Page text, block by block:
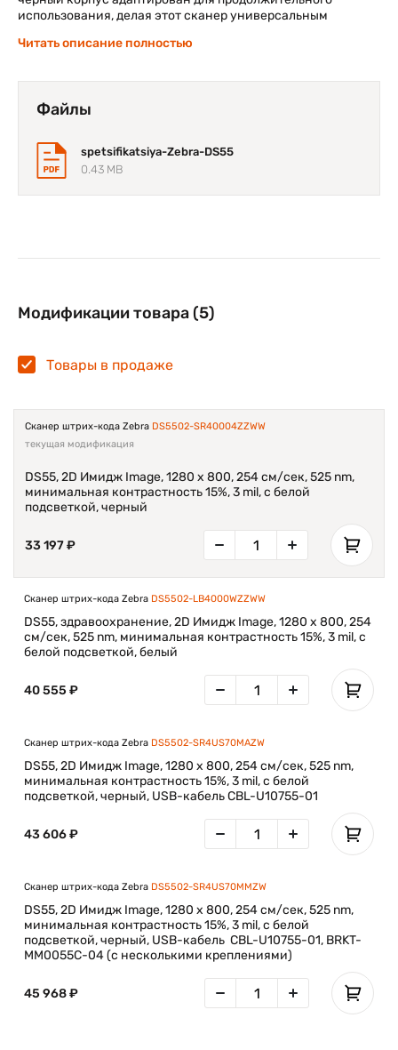
использования, делая этот сканер универсальным
складского учета.
Читать описание полностью
Файлы
spetsifikatsiya-Zebra-DS55
0.43 MB
Модификации товара (5)
Товары в продаже
Сканер штрих-кода Zebra DS5502-SR40004ZZWW
текущая модификация
DS55, 2D Имидж Image, 1280 x 800, 254 см/сек, 525 nm,
минимальная контрастность 15%, 3 mil, с белой
подсветкой, черный
33 197 ₽
Сканер штрих-кода Zebra DS5502-LB4000WZZWW
DS55, здравоохранение, 2D Имидж Image, 1280 x 800, 254
см/сек, 525 nm, минимальная контрастность 15%, 3 mil, с
белой подсветкой, белый
40 555 ₽
Сканер штрих-кода Zebra DS5502-SR4US70MAZW
DS55, 2D Имидж Image, 1280 x 800, 254 см/сек, 525 nm,
минимальная контрастность 15%, 3 mil, с белой
подсветкой, черный, USB-кабель CBL-U10755-01
43 606 ₽
Сканер штрих-кода Zebra DS5502-SR4US70MMZW
DS55, 2D Имидж Image, 1280 x 800, 254 см/сек, 525 nm,
минимальная контрастность 15%, 3 mil, с белой
подсветкой, черный, USB-кабель CBL-U10755-01, BRKT-
MM0055C-04 (с несколькими креплениями)
45 968 ₽